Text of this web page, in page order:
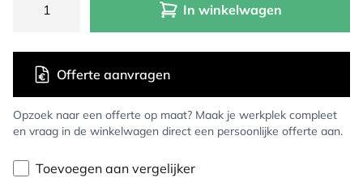
In winkelwagen
Opzoek naar een offerte op maat? Maak je werkplek compleet
en vraag in de winkelwagen direct een persoonlijke offerte aan.
Offerte aanvragen
Toevoegen aan vergelijker